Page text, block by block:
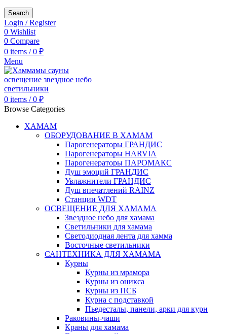
Search
Login / Register
0 Wishlist
0 Compare
0 items / 0 ₽
Menu
0 items / 0 ₽
Browse Categories
ХАМАМ
ОБОРУДОВАНИЕ В ХАМАМ
Парогенераторы ГРАНДИС
Парогенераторы HARVIA
Парогенераторы ПАРОМАКС
Душ эмоций ГРАНДИС
Увлажнители ГРАНДИС
Душ впечатлений RAINZ
Станции WDT
ОСВЕЩЕНИЕ ДЛЯ ХАМАМА
Звездное небо для хамама
Светильники для хамама
Светодиодная лента для хамма
Восточные светильники
САНТЕХНИКА ДЛЯ ХАМАМА
Курны
Курны из мрамора
Курны из оникса
Курны из ПСБ
Курна с подставкой
Пьедесталы, панели, арки для курн
Раковины-чаши
Краны для хамама